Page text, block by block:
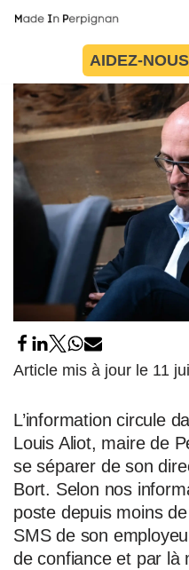
contenu
AIDEZ-
son directeur de
parMaïté
Article mis à jour le 11
L’information circule
Louis Aliot, maire de
se séparer de son
Bort. Selon nos
poste depuis moins
SMS de son
de confiance et par là